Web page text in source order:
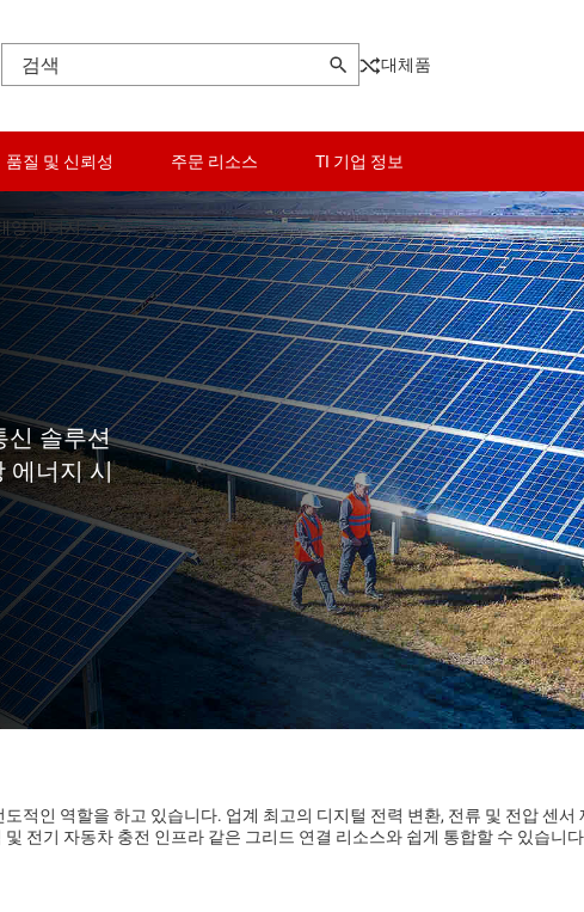
대체품
품질 및 신뢰성 주문 리소스 TI 기업 정보
위
어
양 에너지
EV 충전 인프라
에너지 저장 시스템
스마트 계량기
태양 에너지
신 솔루션
에너지 시
적인 역할을 하고 있습니다. 업계 최고의 디지털 전력 변환, 전류 및 전압 센
전기 자동차 충전 인프라 같은 그리드 연결 리소스와 쉽게 통합할 수 있습니